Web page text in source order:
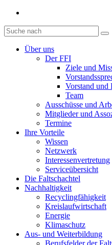
Diese
Website
durchsuchen
Über uns
Der FFI
Ziele und
Vorstand und
Team
Ausschüsse und
Mitglieder und
Termine
Ihre Vorteile
Wissen
Netzwerk
Interessenvertretung
Serviceübersicht
Die Faltschachtel
Nachhaltigkeit
Recyclingfähigkeit
Kreislaufwirtschaft
Energie
Klimaschutz
Aus- und Weiterbildung
Berufsfelder der